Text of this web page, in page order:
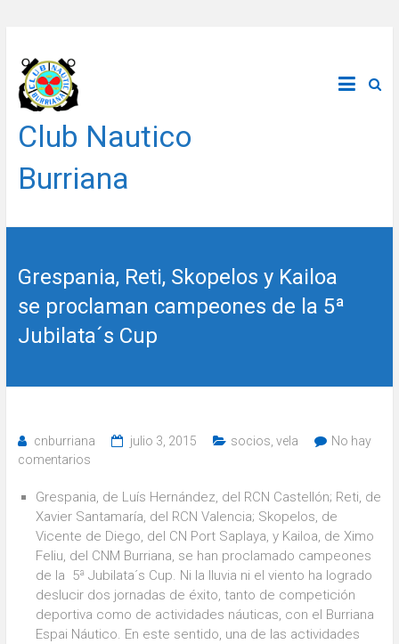
contenido
Club Nautico
Burriana
Grespania, Reti, Skopelos y Kailoa
se proclaman campeones de la 5ª
Jubilata´s Cup
cnburriana julio 3, 2015 socios vela
No hay
comentarios
Grespania, de Luís Hernández, del RCN Castellón; Reti, de
Xavier Santamaría, del RCN Valencia; Skopelos, de
Vicente de Diego, del CN Port Saplaya, y Kailoa, de Ximo
Feliu, del CNM Burriana, se han proclamado campeones
de la 5ª Jubilata´s Cup. Ni la lluvia ni el viento ha logrado
deslucir dos jornadas de éxito, tanto de competición
deportiva como de actividades náuticas, con el Burriana
Espai Náutico. En este sentido, una de las actividades